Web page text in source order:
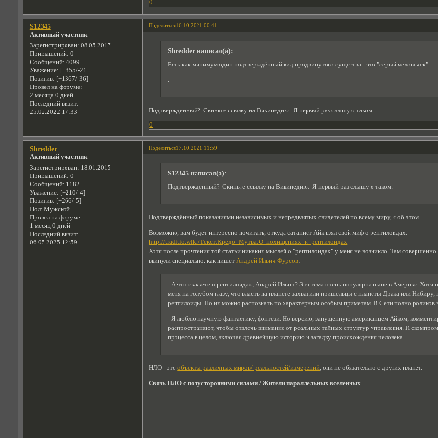
0
Поделиться16.10.2021 00:41
S12345
Активный участник
Зарегистрирован: 08.05.2017
Приглашений: 0
Сообщений: 4099
Уважение: [+855/-21]
Позитив: [+1367/-36]
Провел на форуме:
2 месяца 0 дней
Последний визит:
25.02.2022 17:33
Shredder написал(а):
Есть как минимум один подтверждённый вид продвинутого существа - это "серый человечек".
.
Подтвержденный? Скиньте ссылку на Википедию. Я первый раз слышу о таком.
0
Поделиться17.10.2021 11:59
Shredder
Активный участник
Зарегистрирован: 18.01.2015
Приглашений: 0
Сообщений: 1182
Уважение: [+210/-4]
Позитив: [+266/-5]
Пол: Мужской
Провел на форуме:
1 месяц 0 дней
Последний визит:
06.05.2025 12:59
S12345 написал(а):
Подтвержденный? Скиньте ссылку на Википедию. Я первый раз слышу о таком.
Подтверждённый показаниями независимых и непредвзятых свидетелей по всему миру, я об этом.
Возможно, вам будет интересно почитать, откуда сатанист Айк взял свой миф о рептилоидах.
http://traditio.wiki/Текст:Кредо_Мутва:О_похищениях_и_рептилоидах
Хотя после прочтения той статьи никаких мыслей о "рептилоидах" у меня не возникло. Там
вкинули специально, как пишет Андрей Ильич Фурсов:
- А что скажете о рептилоидах, Андрей Ильич? Эта тема очень популярна ныне в Америке. Хотя
меня на голубом глазу, что власть на планете захватили пришельцы с планеты Драка или
рептилоиды. Но их можно распознать по характерным особым приметам. В Сети полно роликов
- Я люблю научную фантастику, фэнтези. Но версию, запущенную американцем Айком,
распространяют, чтобы отвлечь внимание от реальных тайных структур управления. И
процесса в целом, включая древнейшую историю и загадку происхождения человека.
НЛО - этообъекты различных миров/ реальностей/измерений, они не обязательно с других планет.
Связь НЛО с потусторонними силами / Жители параллельных вселенных